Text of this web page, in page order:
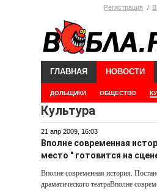
Регистрация
ГЛАВНАЯ НОВОСТИ
ДОЛЬЩИКИ ОБЩЕСТВО
Культура
21 апр 2009, 16:03
Вполне современная
место " готовится на
Вполне современная история.
драматического театраВполне